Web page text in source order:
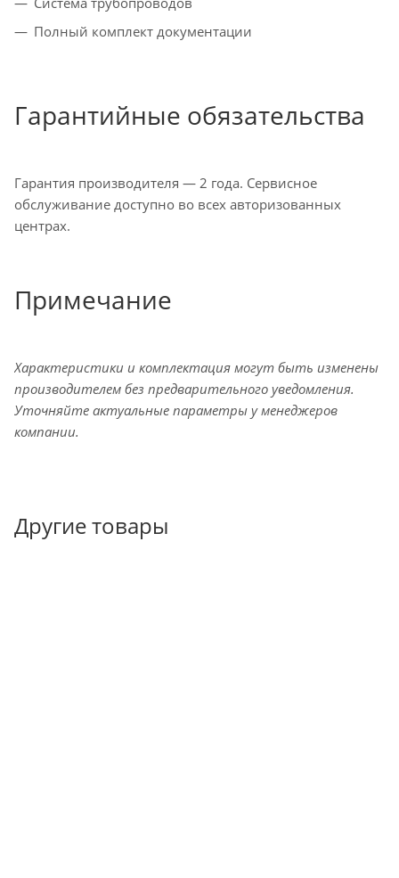
Полный комплект документации
Гарантийные обязательства
Гарантия производителя — 2 года. Сервисное
обслуживание доступно во всех авторизованных
центрах.
Примечание
Характеристики и комплектация могут быть изменены
производителем без предварительного уведомления.
Уточняйте актуальные параметры у менеджеров
компании.
Другие товары